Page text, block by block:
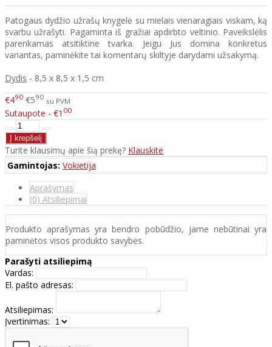
Patogaus dydžio užrašų knygelė su mielais vienaragiais viskam, ką
svarbu užrašyti. Pagaminta iš gražiai apdirbto veltinio. Paveikslėlis
parenkamas atsitiktine tvarka. Jeigu Jus domina konkretus
variantas, paminėkite tai komentarų skiltyje darydami užsakymą.
Dydis - 8,5 x 8,5 x 1,5 cm
€490 €590 su PVM
Sutaupote - €1 00
Turite klausimų apie šią prekę? Klauskite
Gamintojas: Vokietija
Aprašymas
(0) Atsiliepimai
Produkto aprašymas yra bendro pobūdžio, jame nebūtinai yra
paminėtos visos produkto savybės.
Parašyti atsiliepimą
Vardas:
El. pašto adresas:
Atsiliepimas:
Įvertinimas: